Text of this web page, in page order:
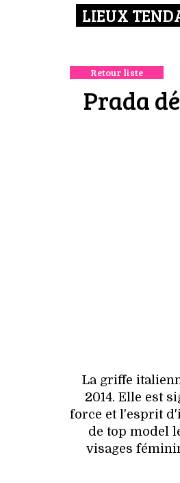
LIEUX
Retour liste
Prada
La griffe
2014. Elle est
force et l'esprit
de top model
visages